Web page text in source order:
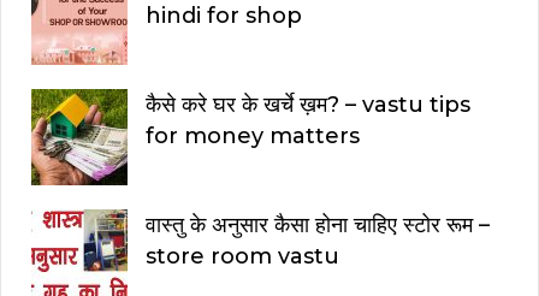
hindi for shop
कैसे करे घर के खर्चे ख़म? – vastu tips
for money matters
वास्तु के अनुसार कैसा होना चाहिए स्टोर रूम –
store room vastu